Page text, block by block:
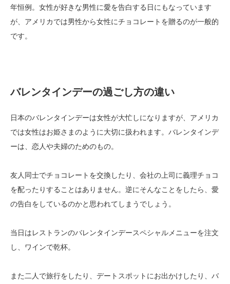
年恒例。女性が好きな男性に愛を告白する日にもなっています
が、アメリカでは男性から女性にチョコレートを贈るのが一般的
です。
バレンタインデーの過ごし方の違い
日本のバレンタインデーは女性が大忙しになりますが、アメリカ
では女性はお姫さまのように大切に扱われます。バレンタインデ
ーは、恋人や夫婦のためのもの。
友人同士でチョコレートを交換したり、会社の上司に義理チョコ
を配ったりすることはありません。逆にそんなことをしたら、愛
の告白をしているのかと思われてしまうでしょう。
当日はレストランのバレンタインデースペシャルメニューを注文
し、ワインで乾杯。
また二人で旅行をしたり、デートスポットにお出かけしたり、バ